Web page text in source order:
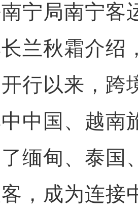
局南宁客
兰秋霜介绍
行以来，跨
中国、越南
缅甸、泰国
，成为连接